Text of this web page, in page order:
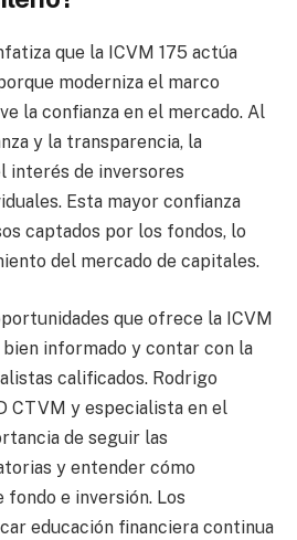
que la ICVM 175 actúa
moderniza el marco
la confianza en el mercado. Al
y la transparencia, la
interés de inversores
Esta mayor confianza
captados por los fondos, lo
del mercado de capitales.
que ofrece la ICVM
informado y contar con la
calificados. Rodrigo
CTVM y especialista en el
de seguir las
y entender cómo
e inversión. Los
educación financiera continua